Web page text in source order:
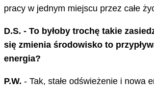
pracy w jednym miejscu przez całe
D.S. - To byłoby trochę takie
się zmienia środowisko to
energia?
P.W. - Tak, stałe odświeżenie i nowa